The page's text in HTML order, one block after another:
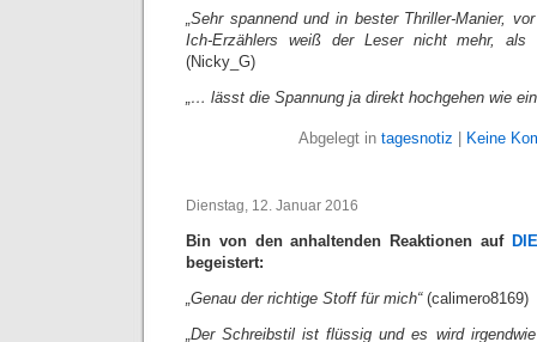
„Sehr spannend und in bester Thriller-Manier,
Ich-Erzählers weiß der Leser nicht mehr, als
(Nicky_G)
„… lässt die Spannung ja direkt hochgehen wie
Abgelegt in tagesnotiz Keine
Dienstag, 12. Januar 2016
Bin von den anhaltenden Reaktionen auf
begeistert:
„Genau der richtige Stoff für mich“(calimero8169)
„Der Schreibstil ist flüssig und es wird